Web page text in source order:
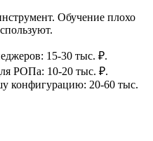
Обучение плохо
15-30 тыс. ₽.
РОПа: 10-20 тыс. ₽.
конфигурацию: 20-60 тыс.